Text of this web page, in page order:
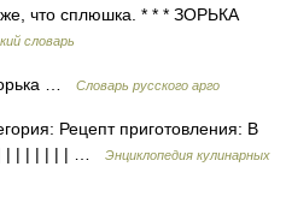
же, что сплюшка. * * * ЗОРЬКА
словарь
… Словарь русского арго
Рецепт приготовления: В
| | | | | | | | …
Энциклопедия кулинарных